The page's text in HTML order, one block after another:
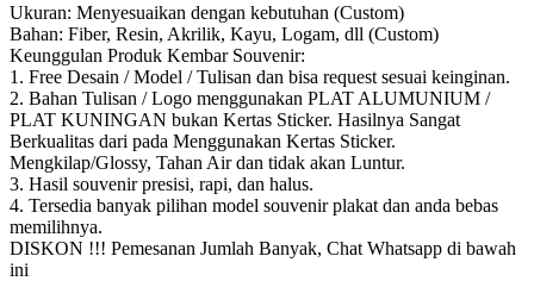
Ukuran: Menyesuaikan dengan kebutuhan (Custom)
Bahan: Fiber, Resin, Akrilik, Kayu, Logam, dll (Custom)
Keunggulan Produk Kembar Souvenir:
1. Free Desain / Model / Tulisan dan bisa request sesuai keinginan.
2. Bahan Tulisan / Logo menggunakan PLAT ALUMUNIUM /
PLAT KUNINGAN bukan Kertas Sticker. Hasilnya Sangat
Berkualitas dari pada Menggunakan Kertas Sticker.
Mengkilap/Glossy, Tahan Air dan tidak akan Luntur.
3. Hasil souvenir presisi, rapi, dan halus.
4. Tersedia banyak pilihan model souvenir plakat dan anda bebas
memilihnya.
DISKON !!! Pemesanan Jumlah Banyak, Chat Whatsapp di bawah
ini